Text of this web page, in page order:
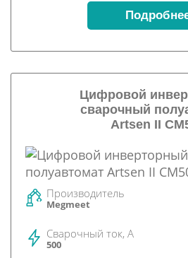
Цифровой
сварочный
Artsen II
Производитель
Megmeet
Сварочный ток, А
500